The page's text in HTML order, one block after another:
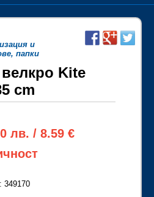
и
папки
Kite
cm
лв. / 8.59 €
349170